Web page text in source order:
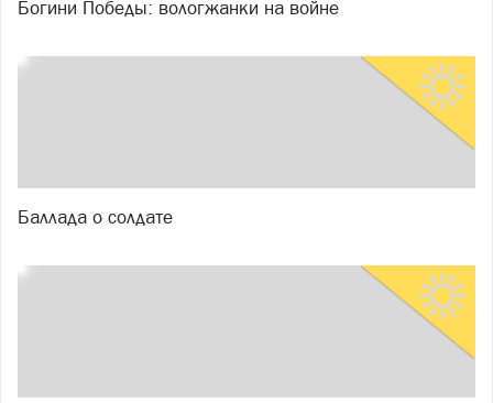
Богини Победы: вологжанки на войне
Баллада о солдате